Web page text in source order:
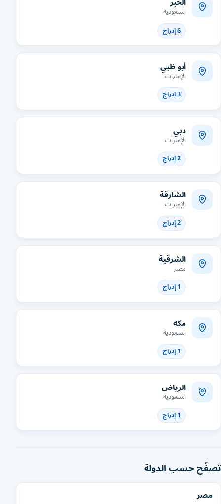
السعودية
6 إدراج
أبو ظبي
الإمارات
3 إدراج
دبي
الإمارات
2 إدراج
الشارقة
الإمارات
2 إدراج
الشرقية
مصر
1 إدراج
مكه
السعودية
1 إدراج
الرياض
السعودية
1 إدراج
تصفّح حسب الدولة
مصر